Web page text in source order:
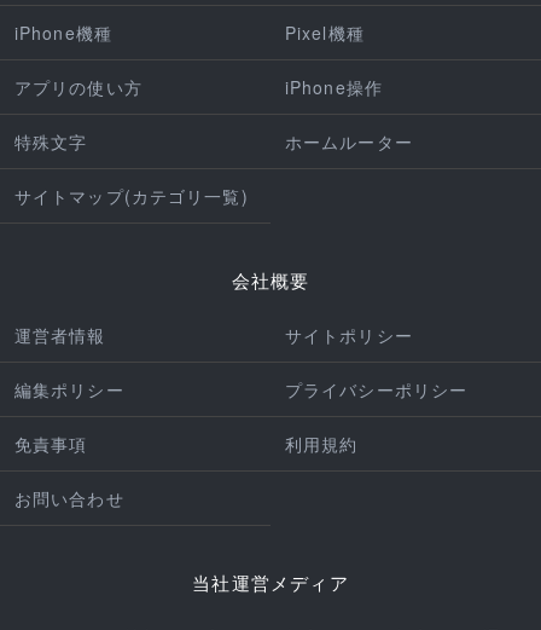
iPhone機種 Pixel機種
アプリの使い方 iPhone操作
特殊文字 ホームルーター
サイトマップ(カテゴリ一覧)
会社概要
運営者情報 サイトポリシー
編集ポリシー プライバシーポリシー
免責事項 利用規約
お問い合わせ
当社運営メディア